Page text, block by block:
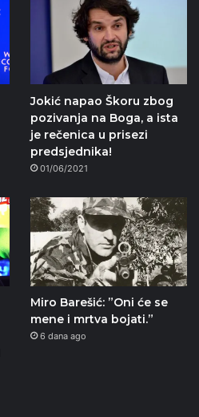
Jokić napao Škoru zbog
pozivanja na Boga, a ista
je rečenica u prisezi
predsjednika!
01/06/2021
Miro Barešić: ”Oni će se
mene i mrtva bojati.”
6 dana ago